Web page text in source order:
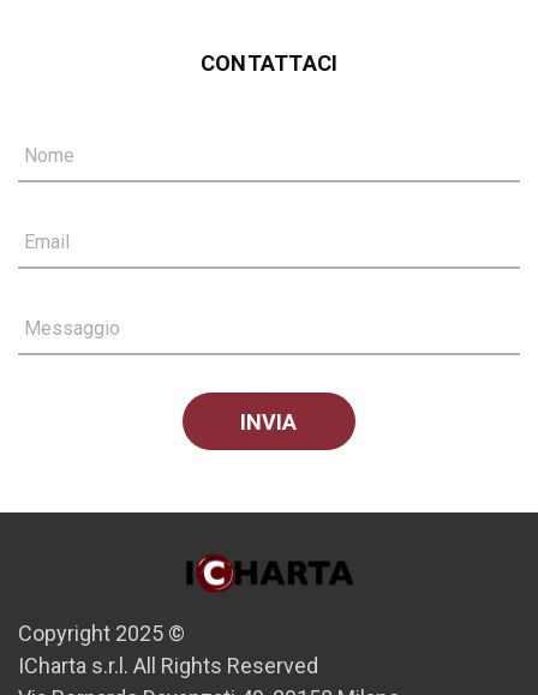
CONTATTACI
Nome
Email
Messaggio
Copyright 2025 ©
ICharta s.r.l. All Rights Reserved